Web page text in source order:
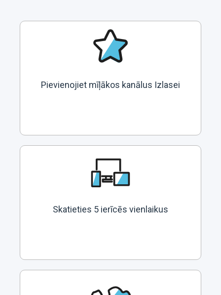
Pievienojiet mīļākos kanālus Izlasei
Skatieties 5 ierīcēs vienlaikus